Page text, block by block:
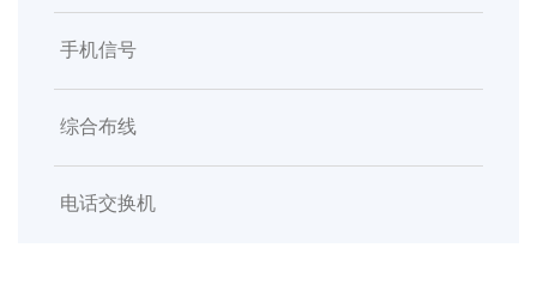
手机信号
综合布线
电话交换机